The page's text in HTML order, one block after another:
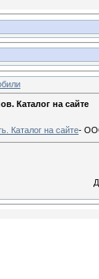
Каталог на сайте
Каталог на сайте-